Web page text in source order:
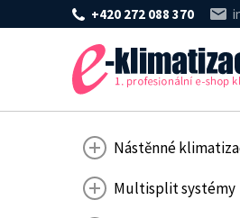
+420 272 088 370
Nástěnné
Multisplit systémy